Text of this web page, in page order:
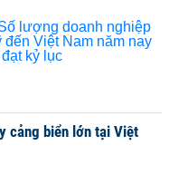
cảng biển lớn tại Việt